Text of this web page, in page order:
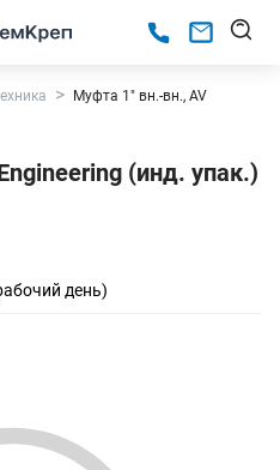
Муфта 1" вн.-вн., AV
(инд. упак.)
день)